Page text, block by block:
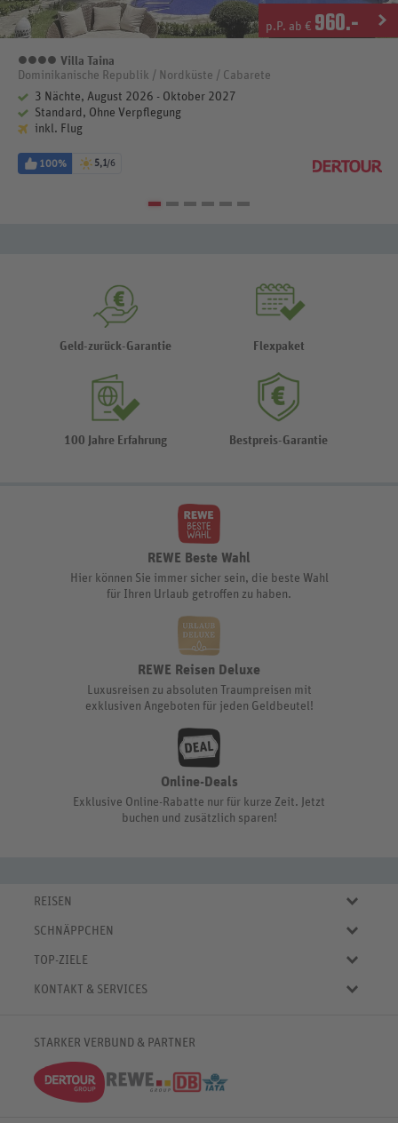
p.P. ab € 960.-
4 Sterne
Villa Taina
Dominikanische Republik / Nordküste / Cabarete
3 Nächte, August 2026 - Oktober 2027
Standard, Ohne Verpflegung
inkl. Flug
100% 5,1/6
Geld-zurück-Garantie Flexpaket
100 Jahre Erfahrung Bestpreis-Garantie
REWE Beste Wahl
Hier können Sie immer sicher sein, die beste Wahl
für Ihren Urlaub getroffen zu haben.
REWE Reisen Deluxe
Luxusreisen zu absoluten Traumpreisen mit
exklusiven Angeboten für jeden Geldbeutel!
Online-Deals
Exklusive Online-Rabatte nur für kurze Zeit. Jetzt
buchen und zusätzlich sparen!
REISEN
Eigene Anreise
Städtereisen
Wellnessurlaub
SCHNÄPPCHEN
Aktuelle Reiseangebote
Online-Deals
Reisemagazin
% Satte Rabatte
TOP-ZIELE
Urlaub in Deutschland
✈ Urlaub in Spanien
✈Urlaub in Griechenland
✈Urlaub in der Karibik
KONTAKT & SERVICES
Kontaktformular
♥ Merkliste
Newsletter
Push-Benachrichtigungen
STARKER VERBUND & PARTNER